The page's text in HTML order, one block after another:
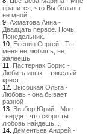
нравится, что Вы больны
не мной…
9. Ахматова Анна -
Двадцать первое. Ночь.
Понедельник.
10. Есенин Сергей - Ты
меня не любишь, не
жалеешь
11. Пастернак Борис -
Любить иных – тяжелый
крест…
12. Высоцкая Ольга -
Любовь - она бывает
разной
13. Визбор Юрий - Мне
твердят, что скоро ты
любовь найдешь...
14. Дементьев Андрей -